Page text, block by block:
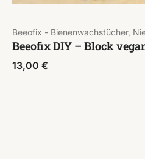
Beeofix - Bienenwachstücher,
Beeofix DIY – Block
13,00 €